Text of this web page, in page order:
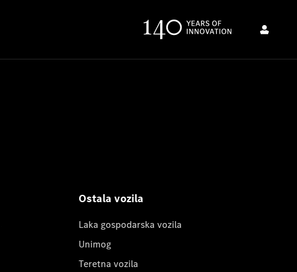
Ostala vozila
Laka gospodarska vozila
Unimog
Teretna vozila